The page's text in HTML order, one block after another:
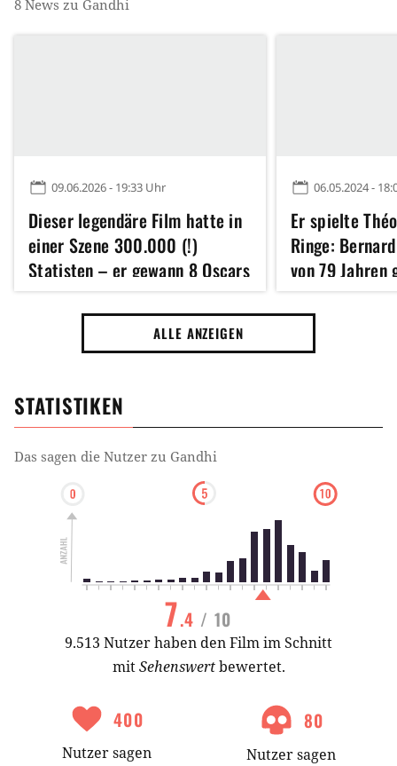
8 News zu Gandhi
09.06.2026 - 19:33 Uhr
Dieser legendäre Film hatte in
einer Szene 300.000 (!)
Statisten – er gewann 8 Oscars
06.05.2024 -
Er spielte
Ringe:
von 79 Jahren
ALLE ANZEIGEN
STATISTIKEN
Das sagen die Nutzer zu Gandhi
7.4 / 10
9.513 Nutzer haben den Film im Schnitt
mitSehenswertbewertet.
400
Nutzersagen
80
Nutzersagen